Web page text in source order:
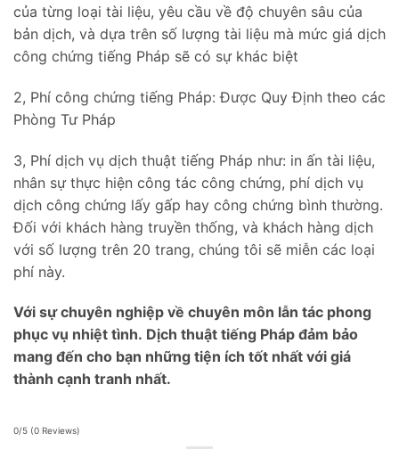
của từng loại tài liệu, yêu cầu về độ chuyên sâu của
bản dịch, và dựa trên số lượng tài liệu mà mức giá dịch
công chứng tiếng Pháp sẽ có sự khác biệt
2, Phí công chứng tiếng Pháp: Được Quy Định theo các
Phòng Tư Pháp
3, Phí dịch vụ dịch thuật tiếng Pháp như: in ấn tài liệu,
nhân sự thực hiện công tác công chứng, phí dịch vụ
dịch công chứng lấy gấp hay công chứng bình thường.
Đối với khách hàng truyền thống, và khách hàng dịch
với số lượng trên 20 trang, chúng tôi sẽ miễn các loại
phí này.
Với sự chuyên nghiệp về chuyên môn lẫn tác phong
phục vụ nhiệt tình. Dịch thuật tiếng Pháp đảm bảo
mang đến cho bạn những tiện ích tốt nhất với giá
thành cạnh tranh nhất.
0/5 (0 Reviews)